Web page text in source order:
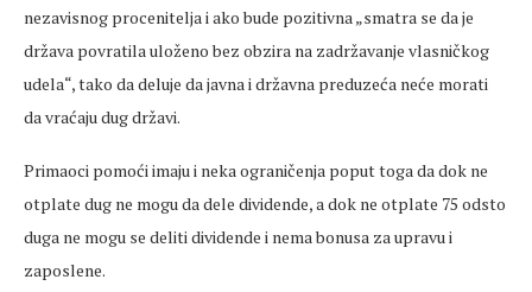
nezavisnog procenitelja i ako bude pozitivna „smatra se da je
država povratila uloženo bez obzira na zadržavanje vlasničkog
udela“, tako da deluje da javna i državna preduzeća neće morati
da vraćaju dug državi.
Primaoci pomoći imaju i neka ograničenja poput toga da dok ne
otplate dug ne mogu da dele dividende, a dok ne otplate 75 odsto
duga ne mogu se deliti dividende i nema bonusa za upravu i
zaposlene.